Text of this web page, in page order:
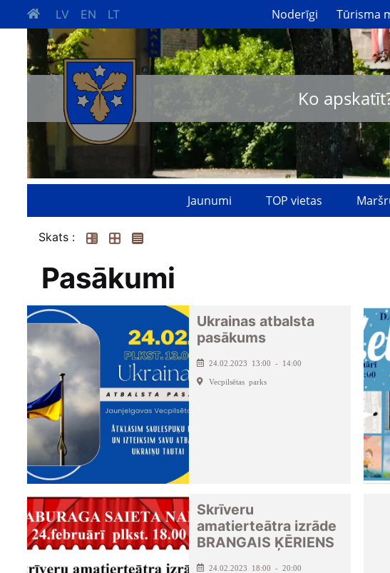
LV EN LT Noderīgi Tūrisma
Ko
Jaunumi TOP vietas
Skats :
Pasākumi
Ukrainas atbalsta
pasākums
24.02.2023 13:00 - 14:00
Vecpilsētas parks
Skrīveru
amatierteātra izrāde
BRANGAIS ĶĒRIENS
24.02.2023 18:00 - 20:00